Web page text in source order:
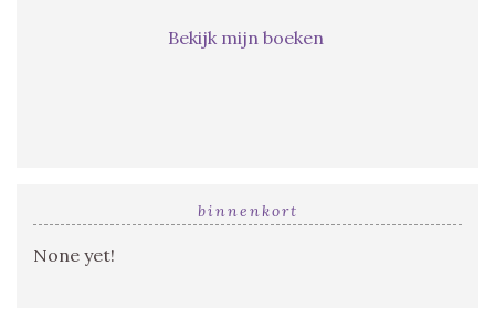
Bekijk mijn boeken
binnenkort
None yet!